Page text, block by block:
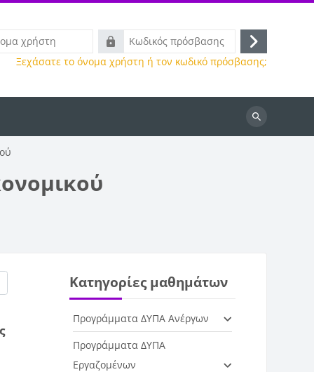
Κωδικός
πρόσβασης
Σύνδεση
Ξεχάσατε το όνομα χρήστη ή τον κωδικό πρόσβασης;
Αναζήτηση
Κατηγορίες μαθημάτων
Προγράμματα ΔΥΠΑ Ανέργων
Προγράμματα ΔΥΠΑ
Εργαζομένων